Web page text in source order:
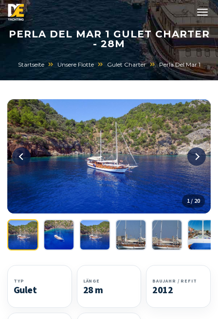
PERLA DEL MAR 1 GULET CHARTER
- 28M
Startseite Unsere Flotte Gulet Charter Perla Del Mar 1
1 / 20
TYP
Gulet
LÄNGE
28 m
BAUJAHR / REFIT
2012